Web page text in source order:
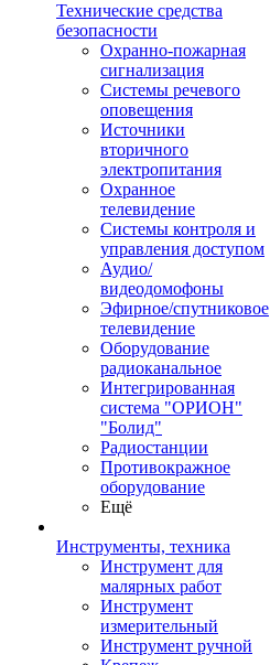
Технические средства
безопасности
Охранно-пожарная
сигнализация
Системы речевого
оповещения
Источники
вторичного
электропитания
Охранное
телевидение
Системы контроля и
управления доступом
Аудио/
видеодомофоны
Эфирное/спутниковое
телевидение
Оборудование
радиоканальное
Интегрированная
система "ОРИОН"
"Болид"
Радиостанции
Противокражное
оборудование
Ещё
Инструменты, техника
Инструмент для
малярных работ
Инструмент
измерительный
Инструмент ручной